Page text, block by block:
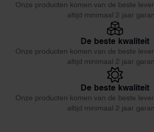
Onze producten komen van de beste
altijd minimaal 2 jaar
De beste kwaliteit
Onze producten komen van de beste
altijd minimaal 2 jaar
De beste kwaliteit
Onze producten komen van de beste
altijd minimaal 2 jaar